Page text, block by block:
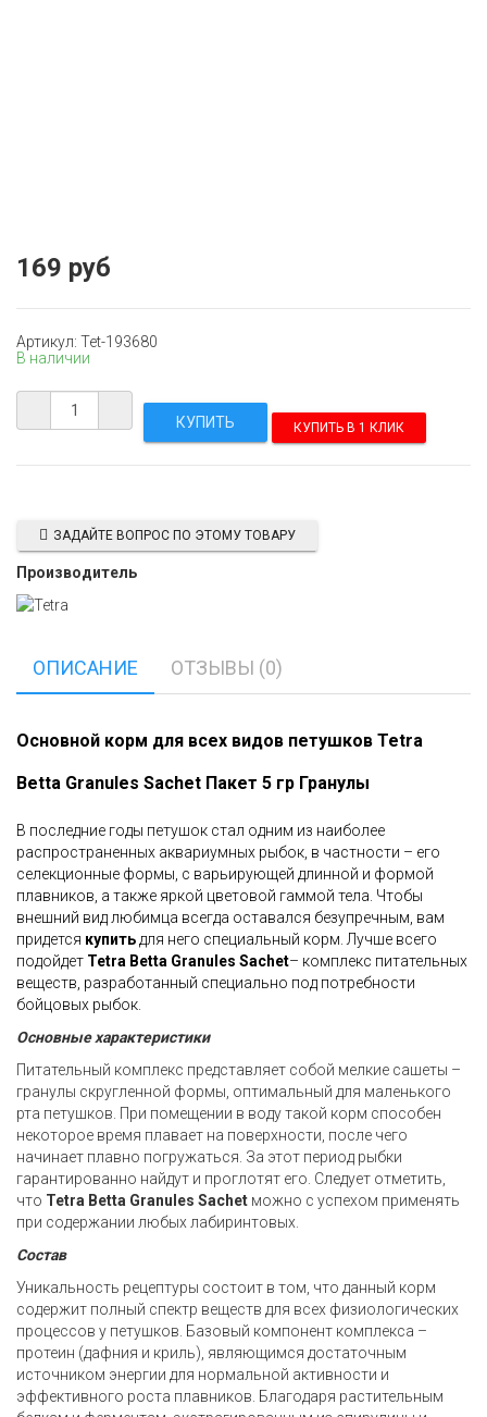
169 руб
Артикул: Tet-193680
В наличии
КУПИТЬ В 1 КЛИК
ЗАДАЙТЕ ВОПРОС ПО ЭТОМУ ТОВАРУ
Производитель
ОПИСАНИЕ ОТЗЫВЫ (0)
Основной корм для всех видов петушков Tetra
Betta Granules Sachet Пакет 5 гр Гранулы
В последние годы петушок стал одним из наиболее
распространенных аквариумных рыбок, в частности – его
селекционные формы, с варьирующей длинной и формой
плавников, а также яркой цветовой гаммой тела. Чтобы
внешний вид любимца всегда оставался безупречным, вам
придется купить для него специальный корм. Лучше всего
подойдет Tetra Betta Granules Sachet– комплекс питательных
веществ, разработанный специально под потребности
бойцовых рыбок.
Основные характеристики
Питательный комплекс представляет собой мелкие сашеты –
гранулы скругленной формы, оптимальный для маленького
рта петушков. При помещении в воду такой корм способен
некоторое время плавает на поверхности, после чего
начинает плавно погружаться. За этот период рыбки
гарантированно найдут и проглотят его. Следует отметить,
что Tetra Betta Granules Sachet можно с успехом применять
при содержании любых лабиринтовых.
Состав
Уникальность рецептуры состоит в том, что данный корм
содержит полный спектр веществ для всех физиологических
процессов у петушков. Базовый компонент комплекса –
протеин (дафния и криль), являющимся достаточным
источником энергии для нормальной активности и
эффективного роста плавников. Благодаря растительным